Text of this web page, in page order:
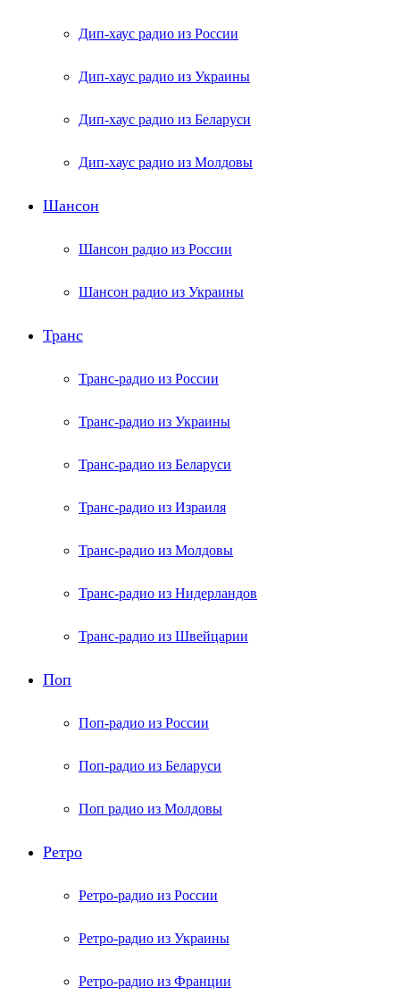
Дип-хаус радио из России
Дип-хаус радио из Украины
Дип-хаус радио из Беларуси
Дип-хаус радио из Молдовы
Шансон
Шансон радио из России
Шансон радио из Украины
Транс
Транс-радио из России
Транс-радио из Украины
Транс-радио из Беларуси
Транс-радио из Израиля
Транс-радио из Молдовы
Транс-радио из Нидерландов
Транс-радио из Швейцарии
Поп
Поп-радио из России
Поп-радио из Беларуси
Поп радио из Молдовы
Ретро
Ретро-радио из России
Ретро-радио из Украины
Ретро-радио из Франции